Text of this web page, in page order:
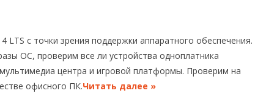
с точки зрения поддержки аппаратного обеспечения.
ОС, проверим все ли устройства одноплатника
центра и игровой платформы. Проверим на
офисного ПК.Читать далее »